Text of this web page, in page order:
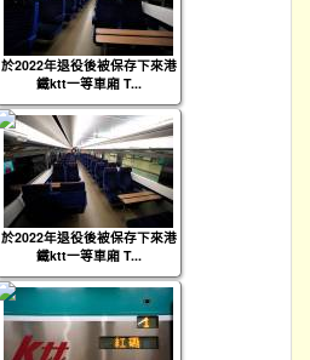
於2022年退役後被保存下來港
鐵ktt一等車廂 T...
於2022年退役後被保存下來港
鐵ktt一等車廂 T...